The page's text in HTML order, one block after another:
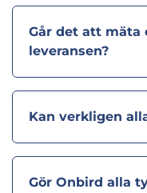
Går det att mäta
leveransen?
Kan verkligen
Gör Onbird alla